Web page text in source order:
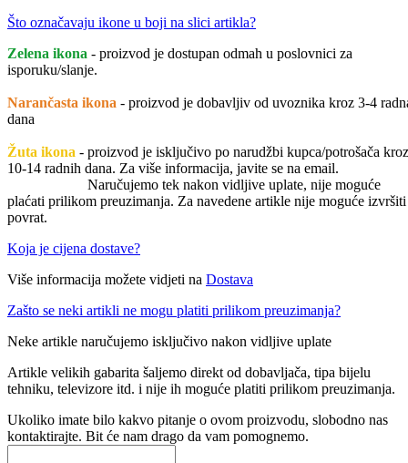
Što označavaju ikone u boji na slici artikla?
Zelena ikona - proizvod je dostupan odmah u poslovnici za
isporuku/slanje.
Narančasta ikona - proizvod je dobavljiv od uvoznika kroz 3-4
dana
Žuta ikona - proizvod je isključivo po narudžbi kupca/potrošača kroz
10-14 radnih dana. Za više informacija, javite se na email.
Naručujemo tek nakon vidljive uplate, nije moguće
plaćati prilikom preuzimanja. Za navedene artikle nije moguće izvršiti
povrat.
Koja je cijena dostave?
Više informacija možete vidjeti na Dostava
Zašto se neki artikli ne mogu platiti prilikom preuzimanja?
Neke artikle naručujemo isključivo nakon vidljive uplate
Artikle velikih gabarita šaljemo direkt od dobavljača, tipa bijelu
tehniku, televizore itd. i nije ih moguće platiti prilikom preuzimanja.
Ukoliko imate bilo kakvo pitanje o ovom proizvodu, slobodno nas
kontaktirajte. Bit će nam drago da vam pomognemo.